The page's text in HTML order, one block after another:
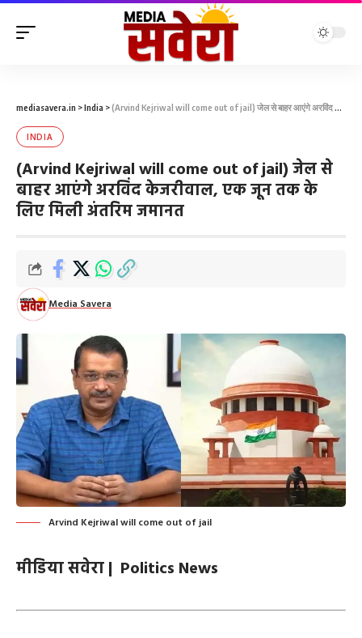
mediasavera.in >India >(Arvind Kejriwal will come out of jail) जेल से बाहर आएंगे अरविंद केजरीवाल, एक जून तक के लिए मिली अंतरिम जमानत
INDIA
(Arvind Kejriwal will come out of jail) जेल से
बाहर आएंगे अरविंद केजरीवाल, एक जून तक के
लिए मिली अंतरिम जमानत
Media Savera
Arvind Kejriwal will come out of jail
मीडिया सवेरा | Politics News